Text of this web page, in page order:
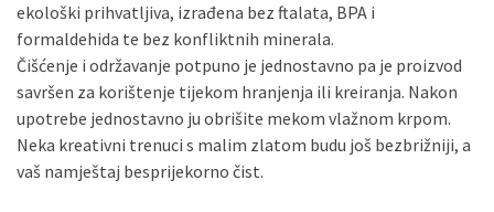
ekološki prihvatljiva, izrađena bez ftalata, BPA i
formaldehida te bez konfliktnih minerala.
Čišćenje i održavanje potpuno je jednostavno pa je proizvod
savršen za korištenje tijekom hranjenja ili kreiranja. Nakon
upotrebe jednostavno ju obrišite mekom vlažnom krpom.
Neka kreativni trenuci s malim zlatom budu još bezbrižniji, a
vaš namještaj besprijekorno čist.